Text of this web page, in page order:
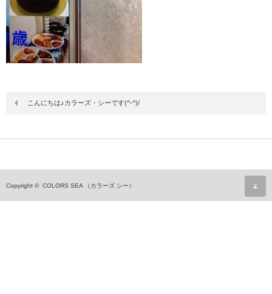
こんにちは♪カラーズ・シーです(^-^)/
Copyright © COLORS SEA （カラーズ シー）